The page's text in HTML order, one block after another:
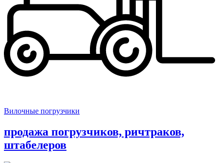
Вилочные погрузчики
продажа погрузчиков, ричтраков,
штабелеров